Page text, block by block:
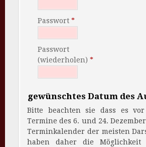
Passwort
Passwort
(wiederholen)
gewünschtes Datum des
Bitte beachten sie dass es
Termine des 6. und 24. Dezember schnell eng im
Terminkalender der meisten
haben daher die Möglichkeit